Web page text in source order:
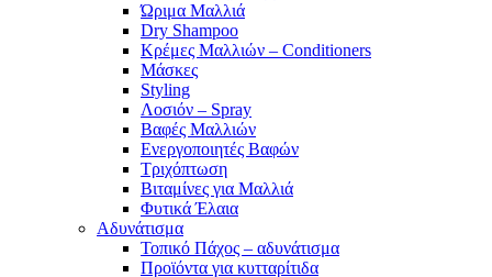
Ώριμα Μαλλιά
Dry Shampoo
Κρέμες Μαλλιών – Conditioners
Μάσκες
Styling
Λοσιόν – Spray
Βαφές Μαλλιών
Ενεργοποιητές Βαφών
Τριχόπτωση
Βιταμίνες για Μαλλιά
Φυτικά Έλαια
Αδυνάτισμα
Τοπικό Πάχος – αδυνάτισμα
Προϊόντα για κυτταρίτιδα